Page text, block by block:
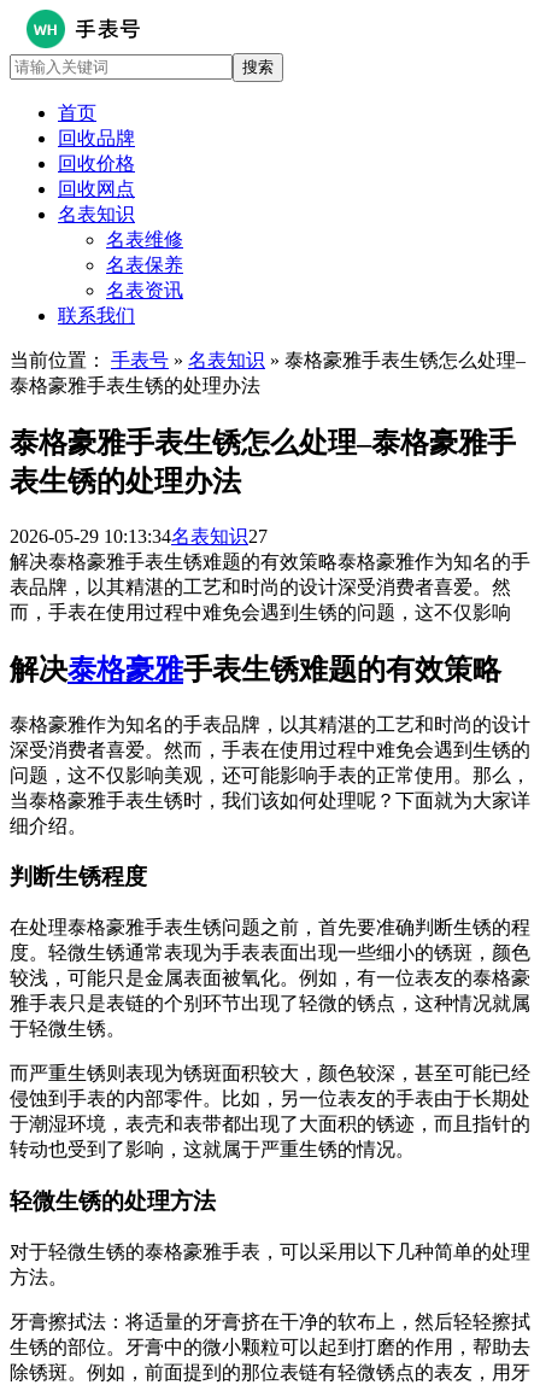
首页
回收品牌
回收价格
回收网点
名表知识
名表维修
名表保养
名表资讯
联系我们
当前位置： 手表号 » 名表知识 » 泰格豪雅手表生锈怎么处理–
泰格豪雅手表生锈的处理办法
泰格豪雅手表生锈怎么处理–泰格豪雅手
表生锈的处理办法
2026-05-29 10:13:34名表知识27
解决泰格豪雅手表生锈难题的有效策略泰格豪雅作为知名的手
表品牌，以其精湛的工艺和时尚的设计深受消费者喜爱。然
而，手表在使用过程中难免会遇到生锈的问题，这不仅影响
解决泰格豪雅手表生锈难题的有效策略
泰格豪雅作为知名的手表品牌，以其精湛的工艺和时尚的设计
深受消费者喜爱。然而，手表在使用过程中难免会遇到生锈的
问题，这不仅影响美观，还可能影响手表的正常使用。那么，
当泰格豪雅手表生锈时，我们该如何处理呢？下面就为大家详
细介绍。
判断生锈程度
在处理泰格豪雅手表生锈问题之前，首先要准确判断生锈的程
度。轻微生锈通常表现为手表表面出现一些细小的锈斑，颜色
较浅，可能只是金属表面被氧化。例如，有一位表友的泰格豪
雅手表只是表链的个别环节出现了轻微的锈点，这种情况就属
于轻微生锈。
而严重生锈则表现为锈斑面积较大，颜色较深，甚至可能已经
侵蚀到手表的内部零件。比如，另一位表友的手表由于长期处
于潮湿环境，表壳和表带都出现了大面积的锈迹，而且指针的
转动也受到了影响，这就属于严重生锈的情况。
轻微生锈的处理方法
对于轻微生锈的泰格豪雅手表，可以采用以下几种简单的处理
方法。
牙膏擦拭法：将适量的牙膏挤在干净的软布上，然后轻轻擦拭
生锈的部位。牙膏中的微小颗粒可以起到打磨的作用，帮助去
除锈斑。例如，前面提到的那位表链有轻微锈点的表友，用牙